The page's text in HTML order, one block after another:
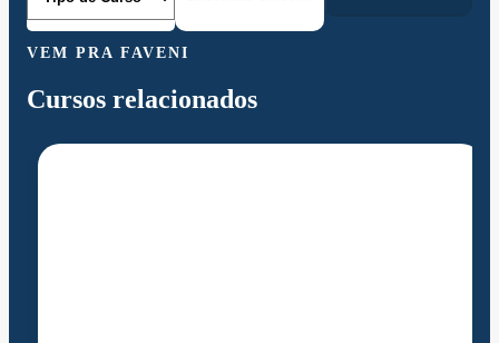
VEM PRA FAVENI
Cursos relacionados